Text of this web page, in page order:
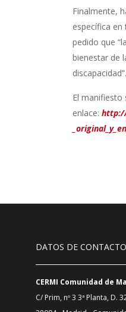
Finalmente,
específica en
pedido que
bienestar de
discapacidad”.
El manifiesto
enlace:
DATOS DE CONTACTO
CERMI Comunidad de
C/ Prim, nº 3 3ª Planta, D.